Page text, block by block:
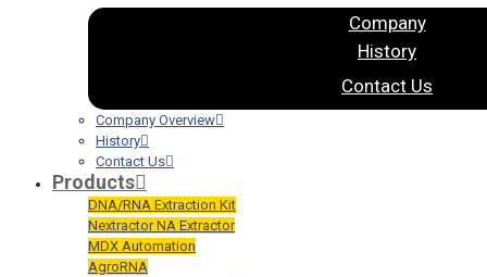
Company
History
Contact Us
Company Overview
History
Contact Us
Products
DNA/RNA Extraction Kit
Nextractor NA Extractor
MDX Automation
AgroRNA